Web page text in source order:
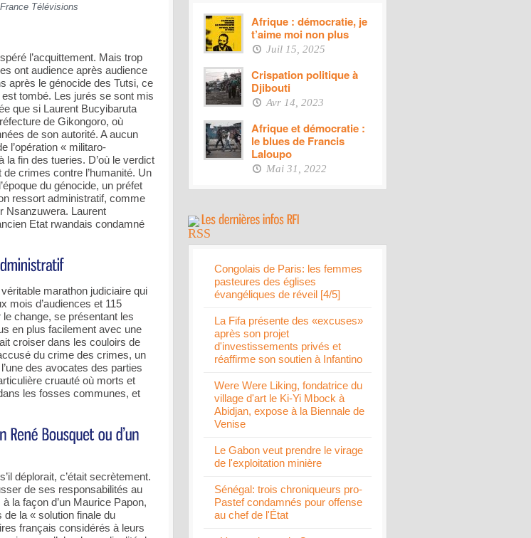
Télévisions
l’acquittement. Mais trop
ont audience après audience
après le génocide des Tutsi, ce
tombé. Les jurés se sont mis
que si Laurent Bucyibaruta
de Gikongoro, où
de son autorité. A aucun
l’opération « militaro-
la fin des tueries. D’où le verdict
crimes contre l’humanité. Un
du génocide, un préfet
ressort administratif, comme
Nsanzuwera. Laurent
Etat rwandais condamné
marathon judiciaire qui
mois d’audiences et 115
change, se présentant les
en plus facilement avec une
croiser dans les couloirs de
du crime des crimes, un
des avocates des parties
cruauté où morts et
les fosses communes, et
déplorait, c’était secrètement.
de ses responsabilités au
la façon d’un Maurice Papon,
de la « solution finale du
français considérés à leurs
Afrique : démocratie, je
t’aime moi non plus
Juil 15, 2025
Crispation politique à
Djibouti
Avr 14, 2023
Afrique et démocratie :
le blues de Francis
Laloupo
Mai 31, 2022
Congolais de Paris: les femmes
pasteures des églises
évangéliques de réveil [4/5]
La Fifa présente des «excuses»
après son projet
d'investissements privés et
réaffirme son soutien à Infantino
Were Were Liking, fondatrice du
village d'art le Ki-Yi Mbock à
Abidjan, expose à la Biennale de
Venise
Le Gabon veut prendre le virage
de l'exploitation minière
Sénégal: trois chroniqueurs pro-
Pastef condamnés pour offense
au chef de l'État